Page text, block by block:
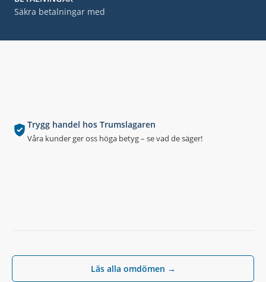
Trygg handel hos Trumslagaren
Våra kunder ger oss höga betyg – se vad de säger!
Läs alla omdömen →
Säkra betalningar med